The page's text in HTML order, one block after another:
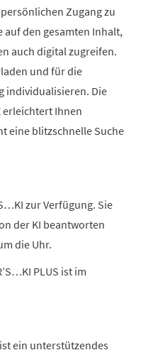
Zugang zu
auf den gesamten Inhalt,
auch digital zugreifen.
und für die
individualisieren. Die
erleichtert Ihnen
eine blitzschnelle Suche
zur Verfügung. Sie
der KI beantworten
die Uhr.
PLUS ist im
ein unterstützendes